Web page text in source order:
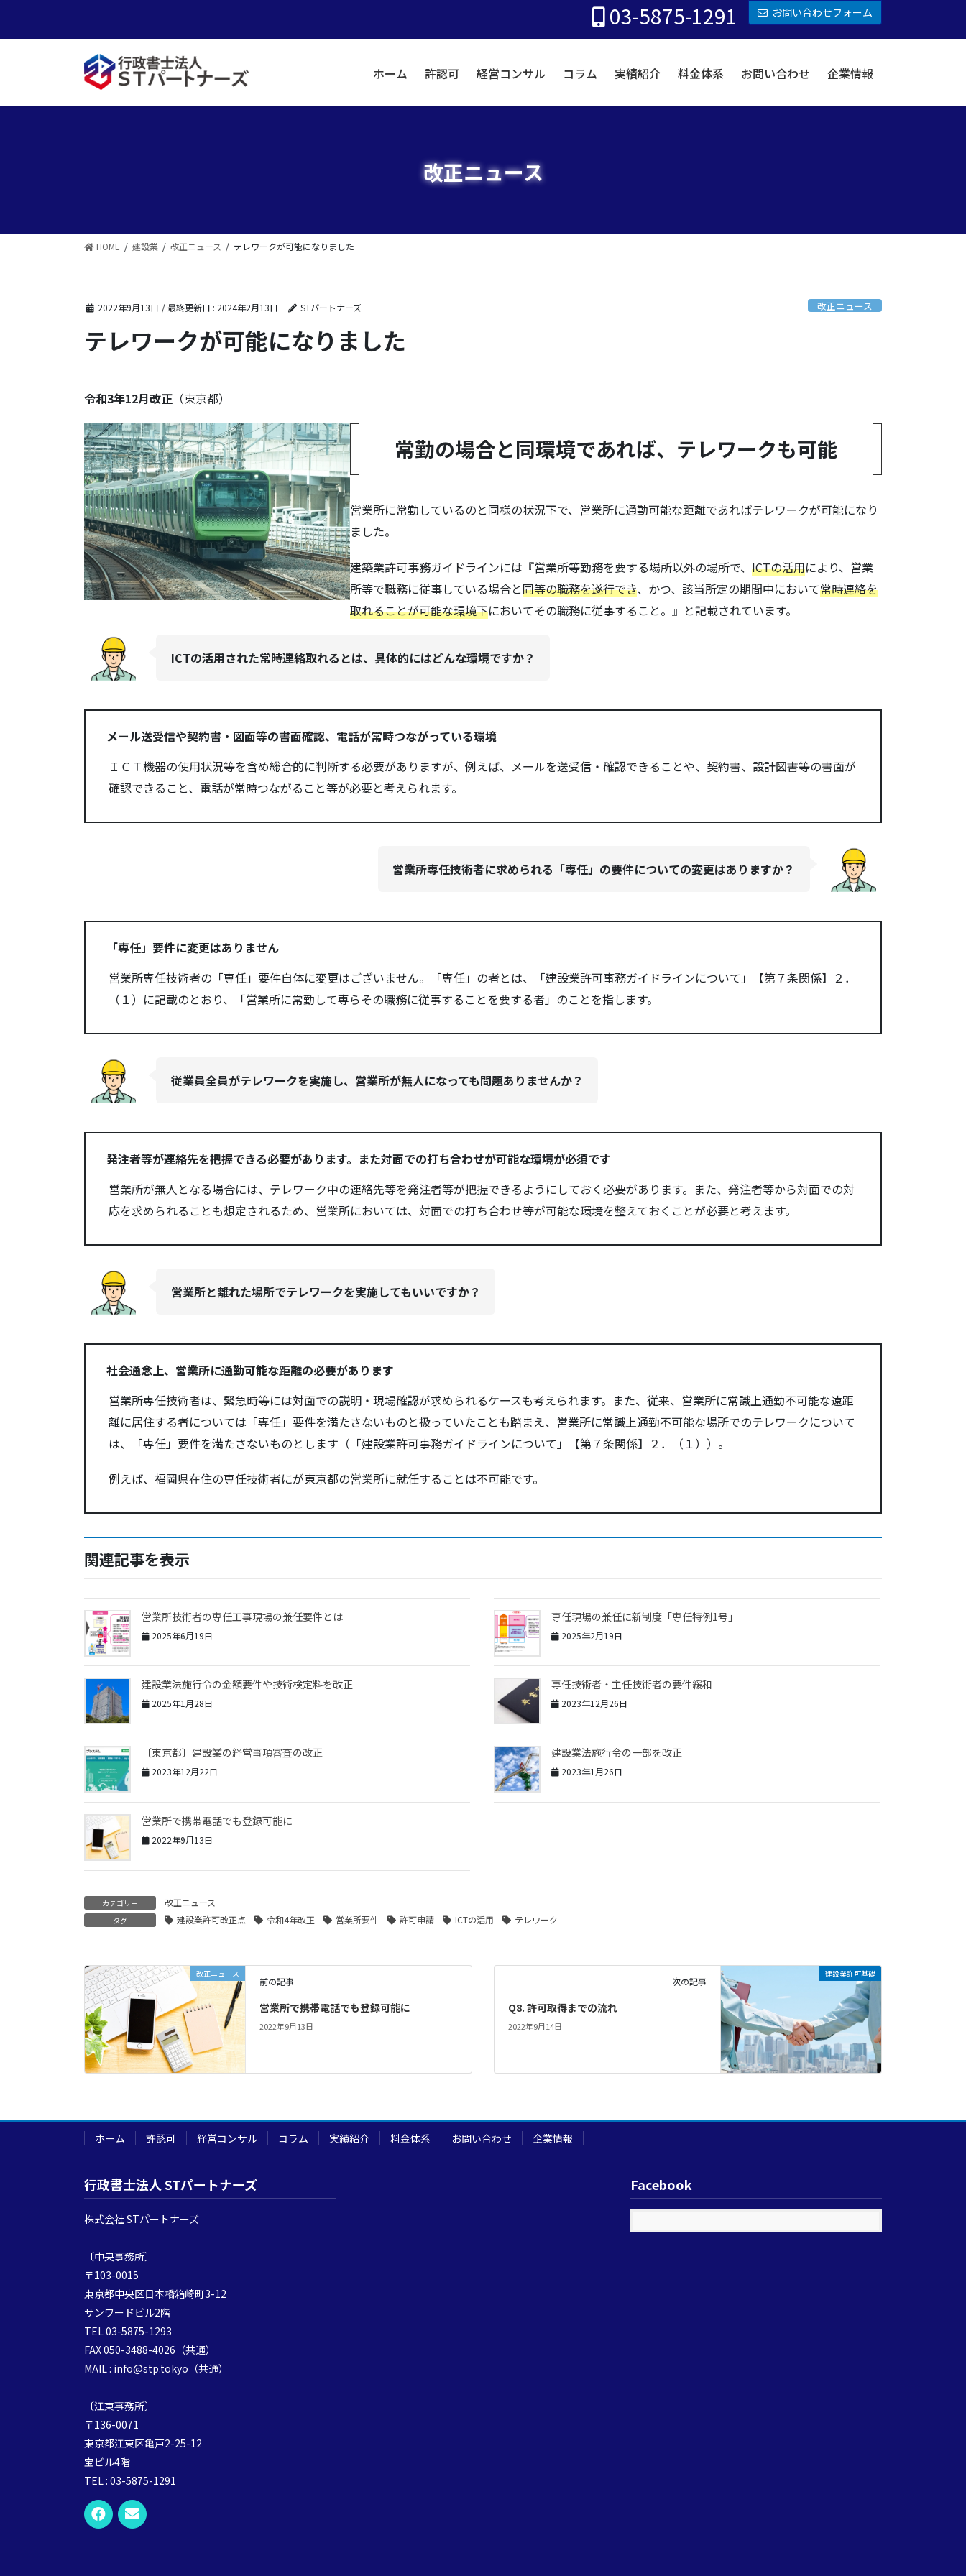
テ
移
ゲ
ン
03-5875-1291 お問い合わせフォーム
ホーム 許認可 経営コンサル コラム 実績紹介 料金体系 お問い合わせ 企業情報
改正ニュース
HOME 建設業 改正ニュース テレワークが可能になりました
2022年9月13日 / 最終更新日 : 2024年2月13日 STパートナーズ 改正ニュース
テレワークが可能になりました
令和3年12月改正 （東京都）
常勤の場合と同環境であれば、テレワークも可能
営業所に常勤しているのと同様の状況下で、営業所に通勤可能な距離であればテレワークが可能になり
ました。
建築業許可事務ガイドラインには『営業所等勤務を要する場所以外の場所で、 ICTの活用により、営業
所等で職務に従事している場合と同等の職務を遂行でき、かつ、該当所定の期間中において常時連絡を
取れることが可能な環境下においてその職務に従事すること。』と記載されています。
ICTの活用された常時連絡取れるとは、具体的にはどんな環境ですか？
メール送受信や契約書・図面等の書面確認、電話が常時つながっている環境
ＩＣＴ機器の使用状況等を含め総合的に判断する必要がありますが、例えば、メールを送受信・確認できることや、契約書、設計図書等の書面が
確認できること、電話が常時つながること等が必要と考えられます。
営業所専任技術者に求められる「専任」の要件についての変更はありますか？
「専任」要件に変更はありません
営業所専任技術者の「専任」要件自体に変更はございません。「専任」の者とは、「建設業許可事務ガイドラインについて」【第７条関係】２．
（１）に記載のとおり、「営業所に常勤して専らその職務に従事することを要する者」のことを指します。
従業員全員がテレワークを実施し、営業所が無人になっても問題ありませんか？
発注者等が連絡先を把握できる必要があります。また対面での打ち合わせが可能な環境が必須です
営業所が無人となる場合には、テレワーク中の連絡先等を発注者等が把握できるようにしておく必要があります。また、発注者等から対面での対
応を求められることも想定されるため、営業所においては、対面での打ち合わせ等が可能な環境を整えておくことが必要と考えます。
営業所と離れた場所でテレワークを実施してもいいですか？
社会通念上、営業所に通勤可能な距離の必要があります
営業所専任技術者は、緊急時等には対面での説明・現場確認が求められるケースも考えられます。また、従来、営業所に常識上通勤不可能な遠距
離に居住する者については「専任」要件を満たさないものと扱っていたことも踏まえ、営業所に常識上通勤不可能な場所でのテレワークについて
は、「専任」要件を満たさないものとします（「建設業許可事務ガイドラインについて」【第７条関係】２．（１））。
例えば、福岡県在住の専任技術者にが東京都の営業所に就任することは不可能です。
関連記事を表示
営業所技術者の専任工事現場の兼任要件とは
2025年6月19日
専任現場の兼任に新制度「専任特例1号」
2025年2月19日
建設業法施行令の金額要件や技術検定料を改正
2025年1月28日
専任技術者・主任技術者の要件緩和
2023年12月26日
〔東京都〕建設業の経営事項審査の改正
2023年12月22日
建設業法施行令の一部を改正
2023年1月26日
営業所で携帯電話でも登録可能に
2022年9月13日
カテゴリー 改正ニュース
タグ 建設業許可改正点 令和4年改正 営業所要件 許可申請 ICTの活用 テレワーク
改正ニュース
前の記事
営業所で携帯電話でも登録可能に
2022年9月13日
建設業許可基礎
次の記事
Q8. 許可取得までの流れ
2022年9月14日
ホーム 許認可 経営コンサル コラム 実績紹介 料金体系 お問い合わせ 企業情報
行政書士法人 STパートナーズ
株式会社 STパートナーズ
〔中央事務所〕
〒103-0015
東京都中央区日本橋箱崎町3-12
サンワードビル2階
TEL 03-5875-1293
FAX 050-3488-4026（共通）
MAIL : info@stp.tokyo（共通）
〔江東事務所〕
〒136-0071
東京都江東区亀戸2-25-12
宝ビル4階
TEL : 03-5875-1291
Facebook